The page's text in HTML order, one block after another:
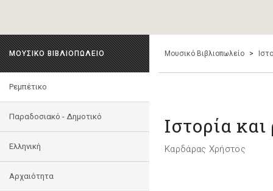
ΜΟΥΣΙΚΟ ΒΙΒΛΙΟΠΩΛΕΙΟ
Ρεμπέτικο
Παραδοσιακό - Δημοτικό
Ελληνική
Αρχαιότητα
Μουσικό Βιβλιοπωλείο >
Ιστορία
Καρδάρας Χρήστος